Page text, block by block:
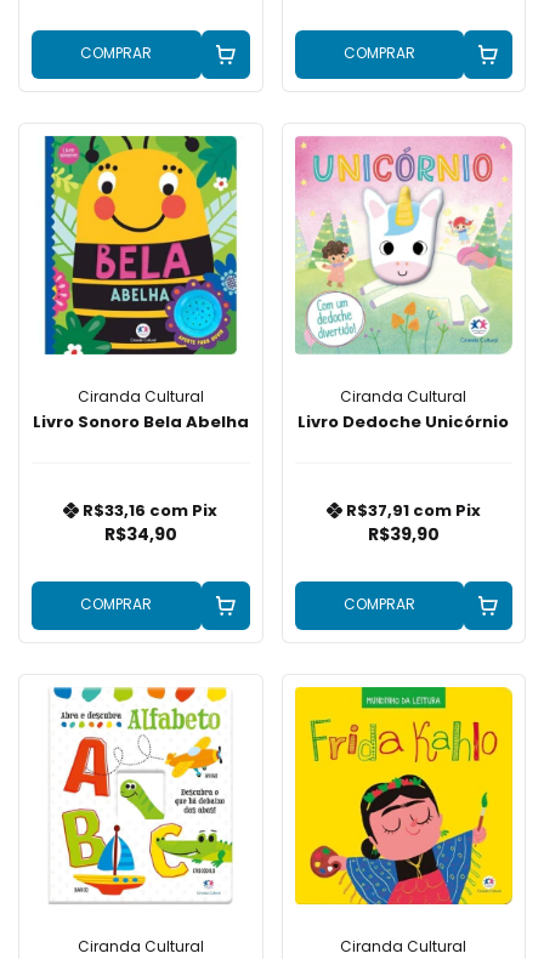
COMPRAR COMPRAR
Ciranda Cultural
Livro Sonoro Bela Abelha
R$34,90
R$33,16 com Pix
COMPRAR
Ciranda Cultural
Livro Dedoche Unicórnio
R$39,90
R$37,91 com Pix
COMPRAR
Ciranda Cultural Ciranda Cultural